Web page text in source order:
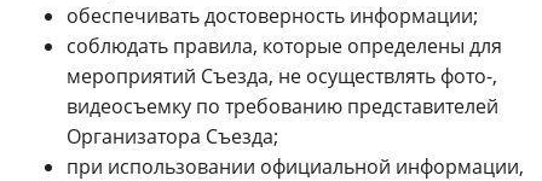
обеспечивать достоверность информации;
соблюдать правила, которые определены для
мероприятий Съезда, не осуществлять фото-,
видеосъемку по требованию представителей
Организатора Съезда;
при использовании официальной информации,